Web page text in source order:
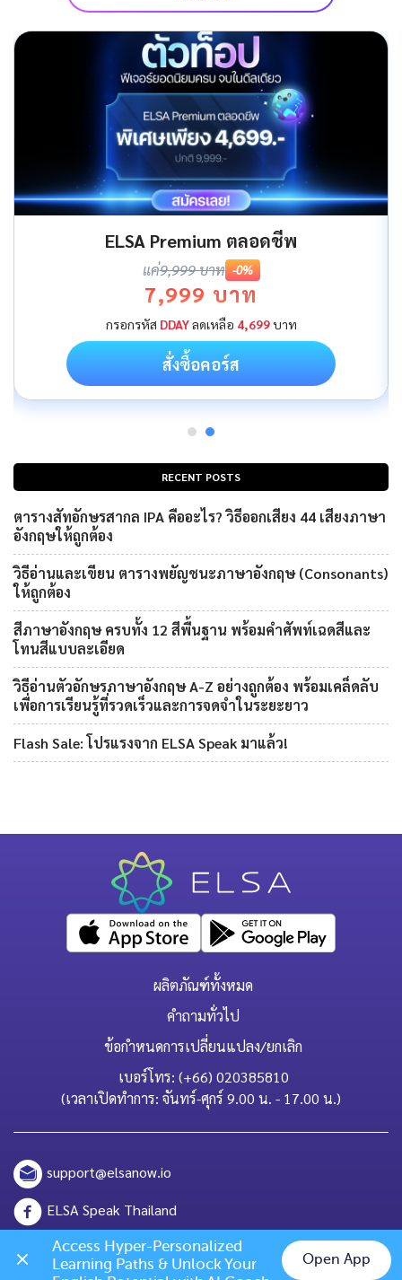
RECENT POSTS
ตารางสัทอักษรสากล IPA คืออะไร? วิธีออกเสียง 44 เสียงภาษา
อังกฤษให้ถูกต้อง
วิธีอ่านและเขียน ตารางพยัญชนะภาษาอังกฤษ (Consonants)
ให้ถูกต้อง
สีภาษาอังกฤษ ครบทั้ง 12 สีพื้นฐาน พร้อมคำศัพท์เฉดสีและ
โทนสีแบบละเอียด
วิธีอ่านตัวอักษรภาษาอังกฤษ A-Z อย่างถูกต้อง พร้อมเคล็ดลับ
เพื่อการเรียนรู้ที่รวดเร็วและการจดจำในระยะยาว
Flash Sale: โปรแรงจาก ELSA Speak มาแล้ว!
ELSA Premium ตลอดชีพ
แค่9,999 บาท -0%
7,999 บาท
กรอกรหัส DDAYลดเหลือ 4,699บาท
สั่งซื้อคอร์ส
ผลิตภัณฑ์ทั้งหมด
คำถามทั่วไป
ข้อกำหนดการเปลี่ยนแปลง/ยกเลิก
เบอร์โทร: (+66) 020385810
(เวลาเปิดทำการ: จันทร์-ศุกร์ 9.00 น. - 17.00 น.)
support@elsanow.io
ELSA Speak Thailand
Channel ID: @elsaspeak
Access Hyper-Personalized
Learning Paths & Unlock Your
Open App